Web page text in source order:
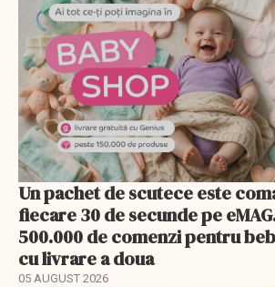
Un pachet de scutece este
fiecare 30 de secunde pe
500.000 de comenzi pentru
cu livrare a doua
05 AUGUST 2026